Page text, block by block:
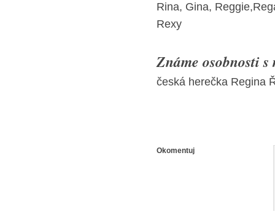
Rina, Gina,
Rexy
Známe osobnosti
česká herečka Regina
Okomentuj